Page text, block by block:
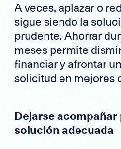
A veces, aplazar o
sigue siendo la
prudente. Ahorrar
meses permite
financiar y afrontar
solicitud en mejores
Dejarse acompañar
solución adecuada